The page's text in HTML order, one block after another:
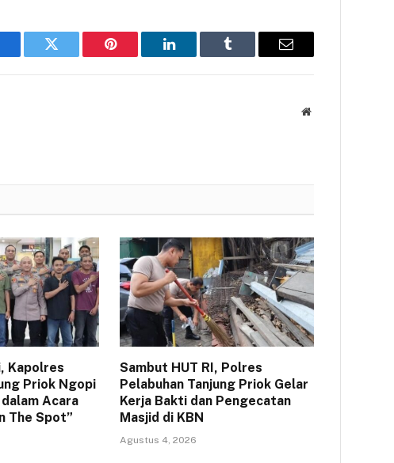
Twitter Pinterest LinkedIn Tumblr Email
Website
Kapolres
Priok Ngopi
Acara
The Spot”
Sambut HUT RI, Polres
Pelabuhan Tanjung Priok Gelar
Kerja Bakti dan Pengecatan
Masjid di KBN
Agustus 4, 2026